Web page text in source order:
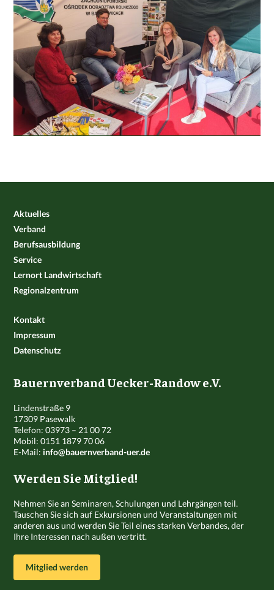
Aktuelles
Verband
Berufsausbildung
Service
Lernort Landwirtschaft
Regionalzentrum
Kontakt
Impressum
Datenschutz
Bauernverband Uecker-Randow e.V.
Lindenstraße 9
17309 Pasewalk
Telefon: 03973 – 21 00 72
Mobil: 0151 1879 70 06
E-Mail:info@bauernverband-uer.de
Werden Sie Mitglied!
Nehmen Sie an Seminaren, Schulungen und Lehrgängen teil.
Tauschen Sie sich auf Exkursionen und Veranstaltungen mit
anderen aus und werden Sie Teil eines starken Verbandes, der
Ihre Interessen nach außen vertritt.
Mitglied werden